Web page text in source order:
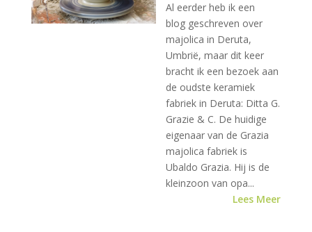
Al eerder heb ik een
blog geschreven over
majolica in Deruta,
Umbrië, maar dit keer
bracht ik een bezoek aan
de oudste keramiek
fabriek in Deruta: Ditta G.
Grazie & C. De huidige
eigenaar van de Grazia
majolica fabriek is
Ubaldo Grazia. Hij is de
kleinzoon van opa...
Lees Meer